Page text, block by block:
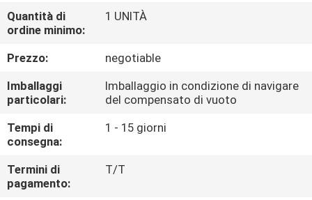
CONTROLLO
DI
QUALITÀ
CONTATTICI
RICHIEDA
UNA
Quantità di
ordine minimo:
1 UNITÀ
Prezzo:
negotiable
Imballaggi
particolari:
Imballaggio in condizione di navigare
del compensato di vuoto
Tempi di
consegna:
1 - 15 giorni
Termini di
pagamento:
T/T